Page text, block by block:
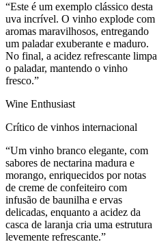
“Este é um exemplo clássico desta
uva incrível. O vinho explode com
aromas maravilhosos, entregando
um paladar exuberante e maduro.
No final, a acidez refrescante limpa
o paladar, mantendo o vinho
fresco.”
Wine Enthusiast
Crítico de vinhos internacional
“Um vinho branco elegante, com
sabores de nectarina madura e
morango, enriquecidos por notas
de creme de confeiteiro com
infusão de baunilha e ervas
delicadas, enquanto a acidez da
casca de laranja cria uma estrutura
levemente refrescante.”